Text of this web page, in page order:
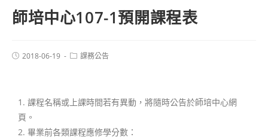
師培中心107-1預開課程表
2018-06-19 課務公告
1. 課程名稱或上課時間若有異動，將隨時公告於師培中心網
頁。
2. 畢業前各類課程應修學分數：